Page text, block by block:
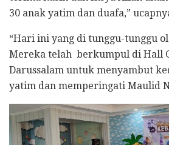
30 anak yatim dan duafa,”
“Hari ini yang di tunggu-tunggu
Mereka telah berkumpul di Hall
Darussalam untuk menyambut
yatim dan memperingati Maulid